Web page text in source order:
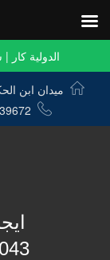
الدولية
ميدان ابن